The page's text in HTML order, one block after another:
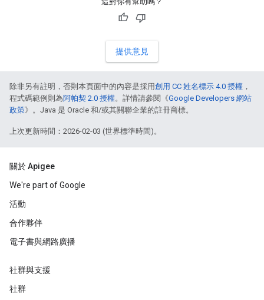
提供意見
除非另有註明，否則本頁面中的內容是採用創用 CC 姓名標示 4.0 授權 ，
程式碼範例則為阿帕契 2.0 授權。詳情請參閱《Google Developers 網站
政策》。Java 是 Oracle 和/或其關聯企業的註冊商標。
上次更新時間：2026-02-03 (世界標準時間)。
關於 Apigee
We're part of Google
活動
合作夥伴
電子書與網路廣播
社群與支援
社群